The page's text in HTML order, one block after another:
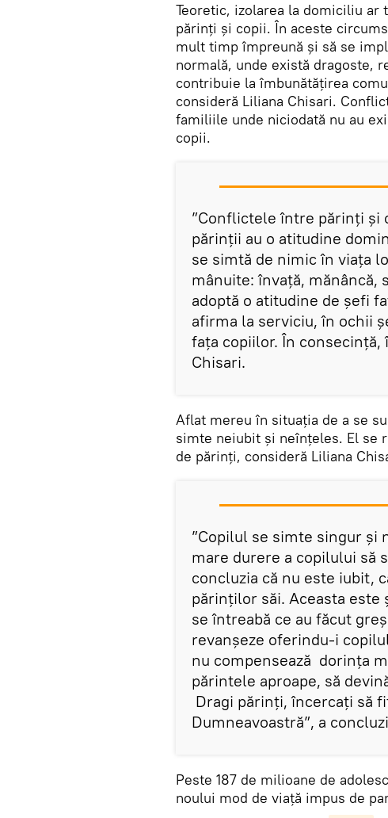
Teoretic, izolarea la domiciliu
părinți și copii. În aceste
mult timp împreună și să se
normală, unde există dragoste,
contribuie la îmbunătățirea
consideră Liliana Chisari.
familiile unde niciodată nu au
copii.
”Conflictele între părinți și
părinții au o atitudine
se simtă de nimic în viața
mânuite: învață,
adoptă o atitudine de șefi
afirma la serviciu, în ochii
fața copiilor. În
Chisari.
Aflat mereu în situația de a se
simte neiubit și neînțeles. El se
de părinți, consideră Liliana
”Copilul se simte singur și
mare durere a copilului să
concluzia că nu este iubit,
părinților săi. Aceasta
se întreabă ce au făcut
revanșeze oferindu-i
nu compensează dorința
părintele aproape, să
Dragi părinți, încercați să
Dumneavoastră”, a
Peste 187 de milioane de
noului mod de viață impus de